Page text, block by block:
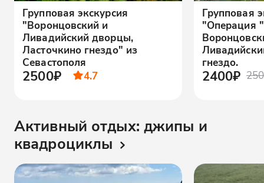
Групповая экскурсия
"Воронцовский и
Ливадийский дворцы,
Ласточкино гнездо" из
Севастополя
2500₽ 4.7
Групповая
"Операция
гнездо.
2400₽
Активный отдых: джипы и
квадроциклы